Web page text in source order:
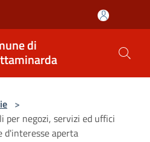
di
>
per negozi, servizi ed uffici
d'interesse aperta